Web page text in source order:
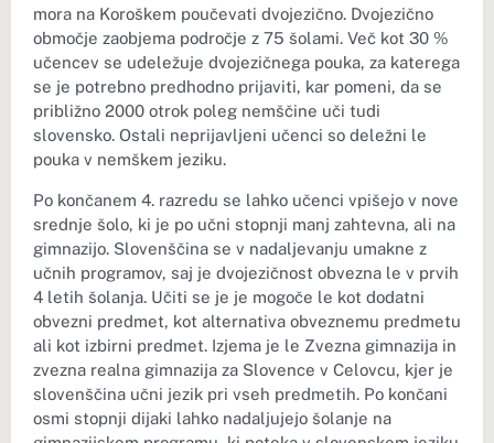
mora na Koroškem poučevati dvojezično. Dvojezično
območje zaobjema področje z 75 šolami. Več kot 30 %
učencev se udeležuje dvojezičnega pouka, za katerega
se je potrebno predhodno prijaviti, kar pomeni, da se
približno 2000 otrok poleg nemščine uči tudi
slovensko. Ostali neprijavljeni učenci so deležni le
pouka v nemškem jeziku.
Po končanem 4. razredu se lahko učenci vpišejo v nove
srednje šolo, ki je po učni stopnji manj zahtevna, ali na
gimnazijo. Slovenščina se v nadaljevanju umakne z
učnih programov, saj je dvojezičnost obvezna le v prvih
4 letih šolanja. Učiti se je je mogoče le kot dodatni
obvezni predmet, kot alternativa obveznemu predmetu
ali kot izbirni predmet. Izjema je le Zvezna gimnazija in
zvezna realna gimnazija za Slovence v Celovcu, kjer je
slovenščina učni jezik pri vseh predmetih. Po končani
osmi stopnji dijaki lahko nadaljujejo šolanje na